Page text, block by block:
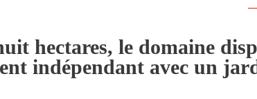
hectares, le domaine
indépendant avec un